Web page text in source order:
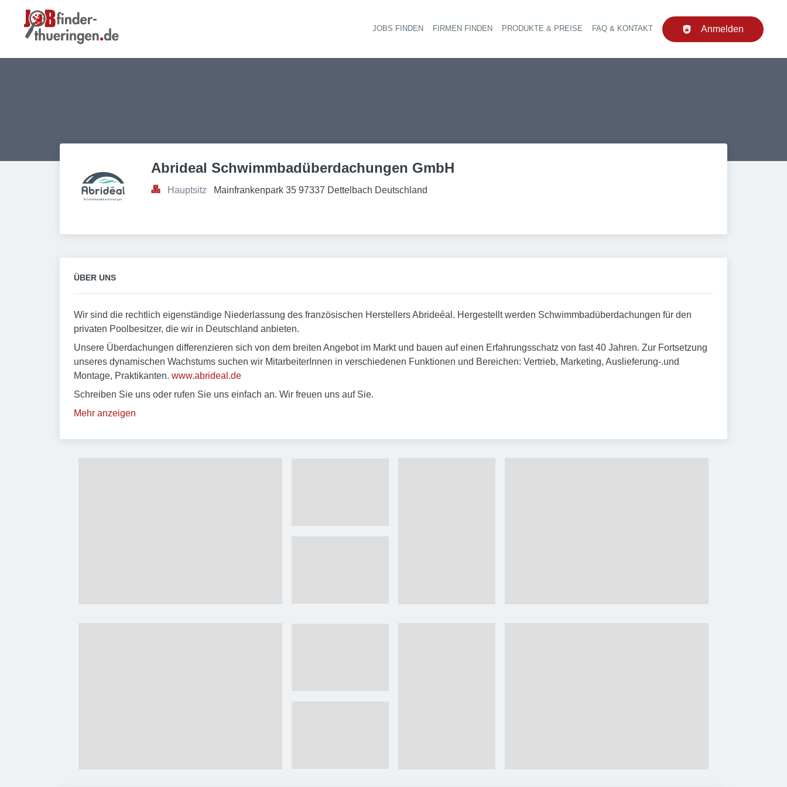
Haupt-Navigation
JOBS FINDEN FIRMEN FINDEN PRODUKTE & PREISE FAQ & KONTAKT Anmelden
Abrideal Schwimmbadüberdachungen GmbH
Hauptsitz Mainfrankenpark 35 97337 Dettelbach Deutschland
ÜBER UNS
Wir sind die rechtlich eigenständige Niederlassung des französischen Herstellers Abrideéal. Hergestellt werden Schwimmbadüberdachungen für den
privaten Poolbesitzer, die wir in Deutschland anbieten.
Unsere Überdachungen differenzieren sich von dem breiten Angebot im Markt und bauen auf einen Erfahrungsschatz von fast 40 Jahren. Zur Fortsetzung
unseres dynamischen Wachstums suchen wir MitarbeiterInnen in verschiedenen Funktionen und Bereichen: Vertrieb, Marketing, Auslieferung-.und
Montage, Praktikanten. www.abrideal.de
Schreiben Sie uns oder rufen Sie uns einfach an. Wir freuen uns auf Sie.
Mehr anzeigen